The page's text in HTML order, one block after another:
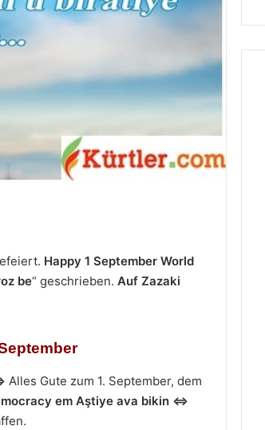
Happy 1 September World
be“ geschrieben. Auf Zazaki
Alles Gute zum 1. September, dem
em Aştiye ava bikin ⇔